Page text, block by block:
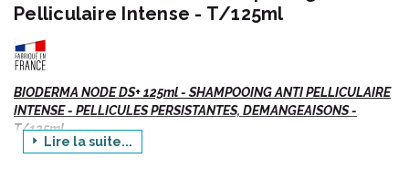
Pelliculaire Intense - T/125ml
BIODERMA NODE DS+ 125ml - SHAMPOOING ANTI PELLICULAIRE
INTENSE - PELLICULES PERSISTANTES, DEMANGEAISONS -
T/125ml
Lire la suite...